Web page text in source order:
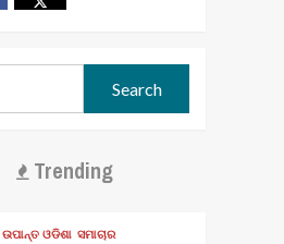
Twitter
Trending
ଓଡିଶା ସମାଚାର